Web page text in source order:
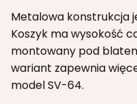
Metalowa konstrukcja
Koszyk ma wysokość
montowany pod
wariant zapewnia
model SV-64.